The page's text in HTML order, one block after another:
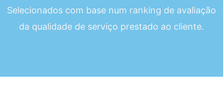
Selecionados com base num ranking de avaliação
da qualidade de serviço prestado ao cliente.